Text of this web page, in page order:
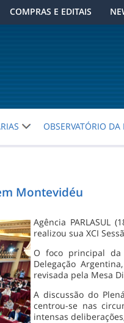
COMPRAS E EDITAIS
OBSERVATÓRIO
Montevidéu
Agência PARLASUL
realizou sua XCI
O foco principal
Delegação
revisada pela Mesa
A discussão do
centrou-se nas
intensas